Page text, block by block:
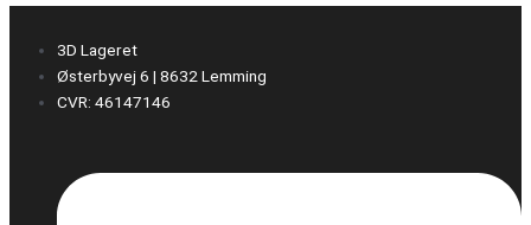
3D Lageret
Østerbyvej 6 | 8632 Lemming
CVR: 46147146